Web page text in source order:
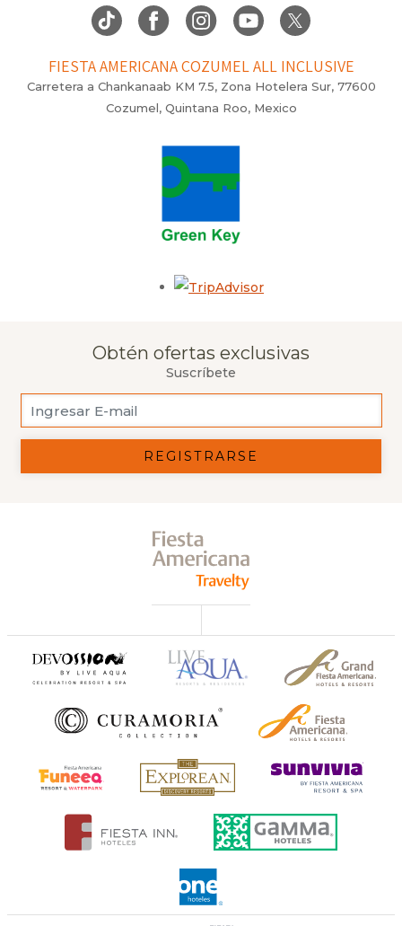
FIESTA AMERICANA COZUMEL ALL INCLUSIVE
Carretera a Chankanaab KM 7.5, Zona Hotelera Sur, 77600
Cozumel, Quintana Roo, Mexico
Obtén ofertas exclusivas
Suscríbete
REGISTRARSE